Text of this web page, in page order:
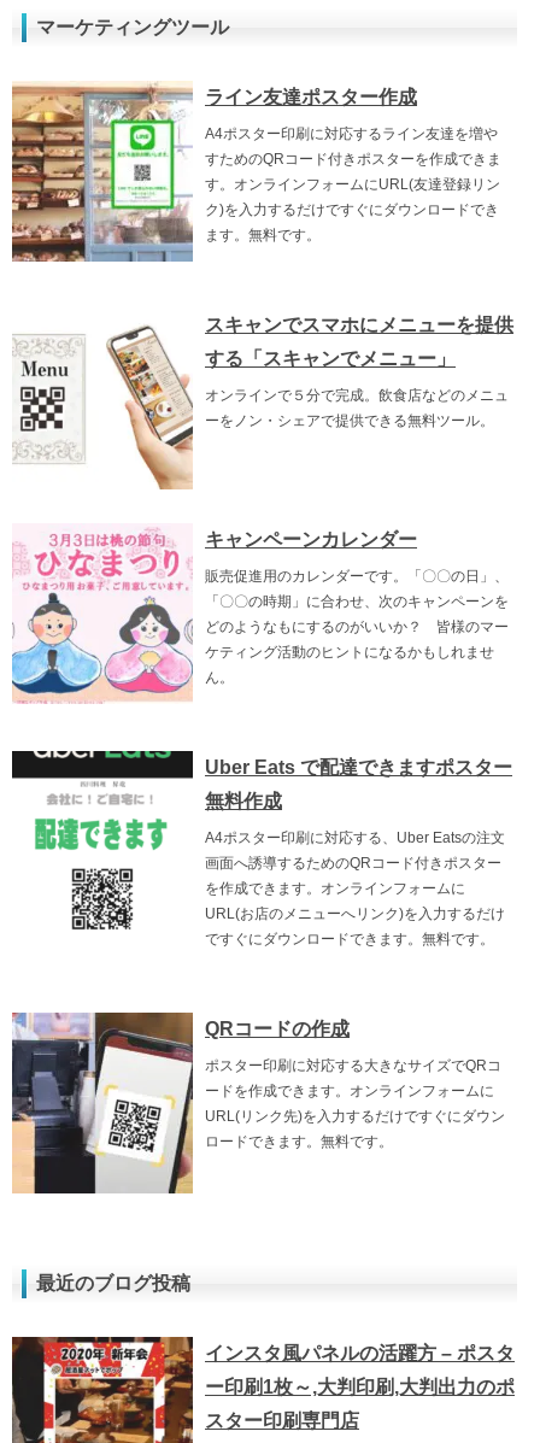
マーケティングツール
ライン友達ポスター作成
A4ポスター印刷に対応するライン友達を増や
すためのQRコード付きポスターを作成できま
す。オンラインフォームにURL(友達登録リン
ク)を入力するだけですぐにダウンロードでき
ます。無料です。
スキャンでスマホにメニューを提供
する「スキャンでメニュー」
オンラインで５分で完成。飲食店などのメニュ
ーをノン・シェアで提供できる無料ツール。
キャンペーンカレンダー
販売促進用のカレンダーです。「〇〇の日」、
「〇〇の時期」に合わせ、次のキャンペーンを
どのようなもにするのがいいか？ 皆様のマー
ケティング活動のヒントになるかもしれませ
ん。
Uber Eats で配達できますポスター
無料作成
A4ポスター印刷に対応する、Uber Eatsの注文
画面へ誘導するためのQRコード付きポスター
を作成できます。オンラインフォームに
URL(お店のメニューへリンク)を入力するだけ
ですぐにダウンロードできます。無料です。
QRコードの作成
ポスター印刷に対応する大きなサイズでQRコ
ードを作成できます。オンラインフォームに
URL(リンク先)を入力するだけですぐにダウン
ロードできます。無料です。
最近のブログ投稿
インスタ風パネルの活躍方 – ポスタ
ー印刷1枚～,大判印刷,大判出力のポ
スター印刷専門店